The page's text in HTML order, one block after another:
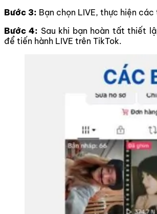
Bước 3: Bạn chọn LIVE, thực hiện
Bước 4: Sau khi bạn hoàn tất thiết
để tiến hành LIVE trên TikTok.